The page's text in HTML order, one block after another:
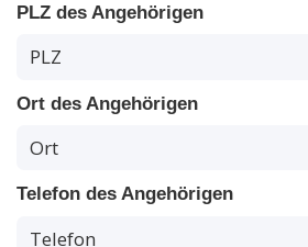
PLZ des Angehörigen
Ort des Angehörigen
Telefon des Angehörigen